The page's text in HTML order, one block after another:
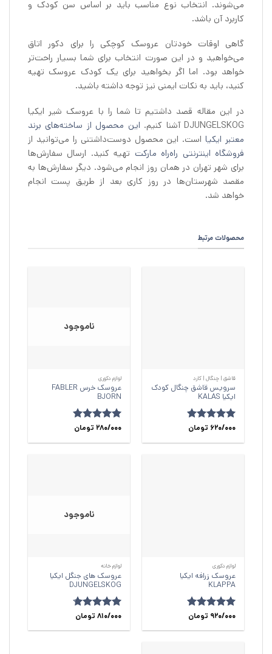
می‌شوند. انتخاب نوع مناسب باید بر اساس سن کودک و
کاربرد آن باشد.
گاهی اوقات خودتان عروسک کوچکی را برای دکور اتاق
می‌خواهید و در این صورت انتخاب برای شما بسیار راحت‌تر
خواهد بود. اما اگر بخواهید برای یک کودک عروسک تهیه
کنید، باید به نکات ایمنی نیز توجه داشته باشید.
در این مقاله قصد داشتیم تا شما را با عروسک شیر ایکیا
DJUNGELSKOG آشنا کنیم.
این محصول از ساخته‌های برند
معتبر ایکیااست. این محصول دوست‌داشتنی را می‌توانید از
فروشگاه اینترنتی راه‌راه مارکت تهیه کنید. ارسال سفارش‌ها
برای شهر تهران در همان روز انجام می‌شود. دیگر سفارش‌ها به
مقصد شهرستان‌ها در روز کاری بعد از طریق پست انجام
خواهد شد.
محصولات مرتبط
قاشق‌ | چنگال | کارد
سرویس قاشق چنگال کودک
ایکیا KALAS
امتیاز 5از
620/000 تومان
ناموجود
لوازم دکوری
عروسک خرس FABLER
BJORN
امتیاز 5از
280/000 تومان
لوازم دکوری
عروسک زرافه ایکیا
KLAPPA
امتیاز 5از
920/000 تومان
ناموجود
لوازم خانه
عروسک های جنگل ایکیا
DJUNGELSKOG
امتیاز4.67 810/000 تومان